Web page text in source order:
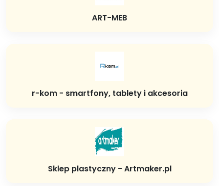
ART-MEB
r-kom - smartfony, tablety i akcesoria
Sklep plastyczny - Artmaker.pl